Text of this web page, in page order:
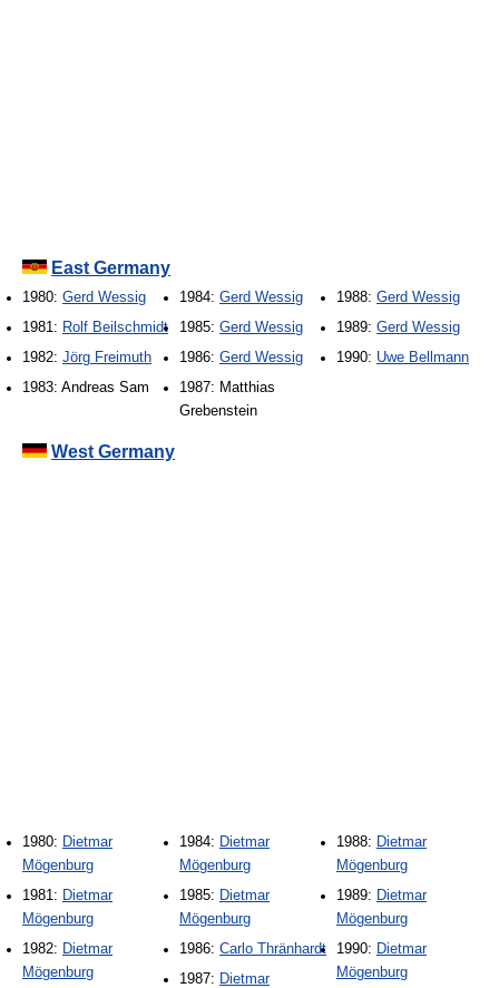
East Germany
1980: Gerd Wessig
1981: Rolf Beilschmidt
1982: Jörg Freimuth
1983: Andreas Sam
1984: Gerd Wessig
1985: Gerd Wessig
1986: Gerd Wessig
1987: Matthias
Grebenstein
1988: Gerd Wessig
1989: Gerd Wessig
1990: Uwe Bellmann
West Germany
1980: Dietmar
Mögenburg
1981: Dietmar
Mögenburg
1982: Dietmar
Mögenburg
1984: Dietmar
Mögenburg
1985: Dietmar
Mögenburg
1986: Carlo Thränhardt
1987: Dietmar
1988: Dietmar
Mögenburg
1989: Dietmar
Mögenburg
1990: Dietmar
Mögenburg